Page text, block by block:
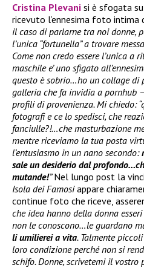
Cristina Plevani si è sfogata
ricevuto l’ennesima foto intima
il caso di parlarne tra noi donne,
l’unica “fortunella” a trovare
Come non credo essere l’unica a
maschile e’ uno sfigato
questo è sobrio…ho un collage di
galleria che fa invidia a pornhub
profili di provenienza. Mi chiedo:
fotografi e ce lo spedisci, che
fanciulle?!…che masturbazione
mentre riceviamo la tua posta
l’entusiasmo in un nano secondo:
sale un desiderio dal
mutande!”Nel lungo post la
Isola dei Famosiappare
continue foto che riceve,
che idea hanno della donna
non le conoscono…le guardano
li umilierei a vita. Talmente
loro condizione perché non si
schifo. Donne, scrivetemi il vostro